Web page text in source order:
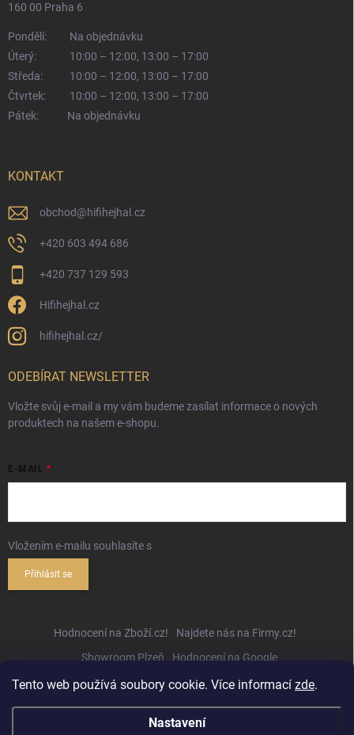
Tento web používá soubory cookie. Více informací zde.
Nastavení
160 00 Praha 6
Pondělí:
Na objednávku
Úterý:
10:00 – 12:00, 13:00 – 17:00
Středa:
10:00 – 12:00, 13:00 – 17:00
Čtvrtek:
10:00 – 12:00, 13:00 – 17:00
Pátek:
Na objednávku
KONTAKT
obchod@hifihejhal.cz
+420 603 494 686
+420 737 129 593
Hifihejhal.cz
hifihejhal.cz/
ODEBÍRAT NEWSLETTER
Vložte svůj e-mail a my vám budeme zasílat informace o nových
produktech na našem e-shopu.
E-MAIL
Vložením e-mailu souhlasíte s
Přihlásit se
Hodnocení na Zboží.cz!
Najdete nás na Firmy.cz!
Showroom Plzeň
Hodnocení na Google